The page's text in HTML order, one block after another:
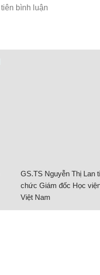
GS.TS Nguyễn Thị Lan
chức Giám đốc Học
Việt Nam